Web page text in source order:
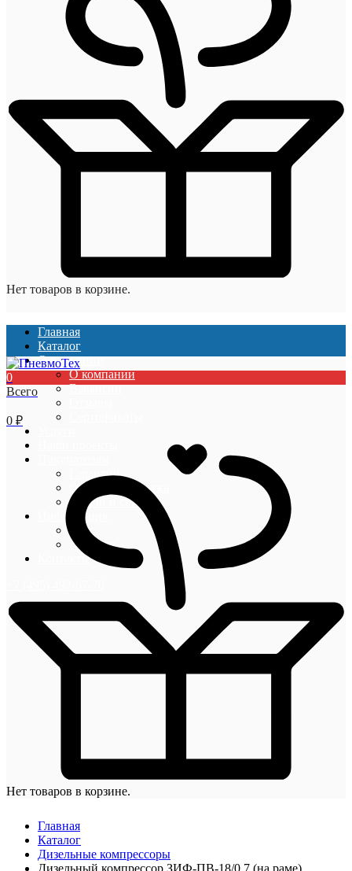
Нет товаров в корзине.
Главная
Каталог
О компании
О компании
Вакансии
Гарантии
Оплата и доставка
Акции и скидки
Информация
Блог
Новости
Контакты
0
Всего
0 ₽
Нет товаров в корзине.
Главная
Каталог
Дизельные компрессоры